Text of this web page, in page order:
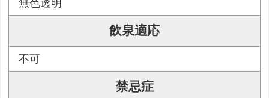
無色透明
飲泉適応
不可
禁忌症